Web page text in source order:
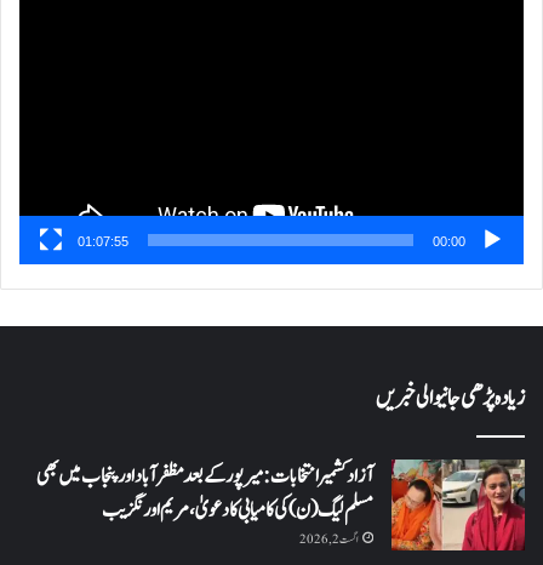
00:00
01:07:55
زیادہ پڑھی جانیوالی خبریں
آزاد کشمیر انتخابات: میرپور کے بعد مظفرآباد اور پنجاب میں بھی
مسلم لیگ (ن) کی کامیابی کا دعویٰ، مریم اورنگزیب
اگست 2, 2026